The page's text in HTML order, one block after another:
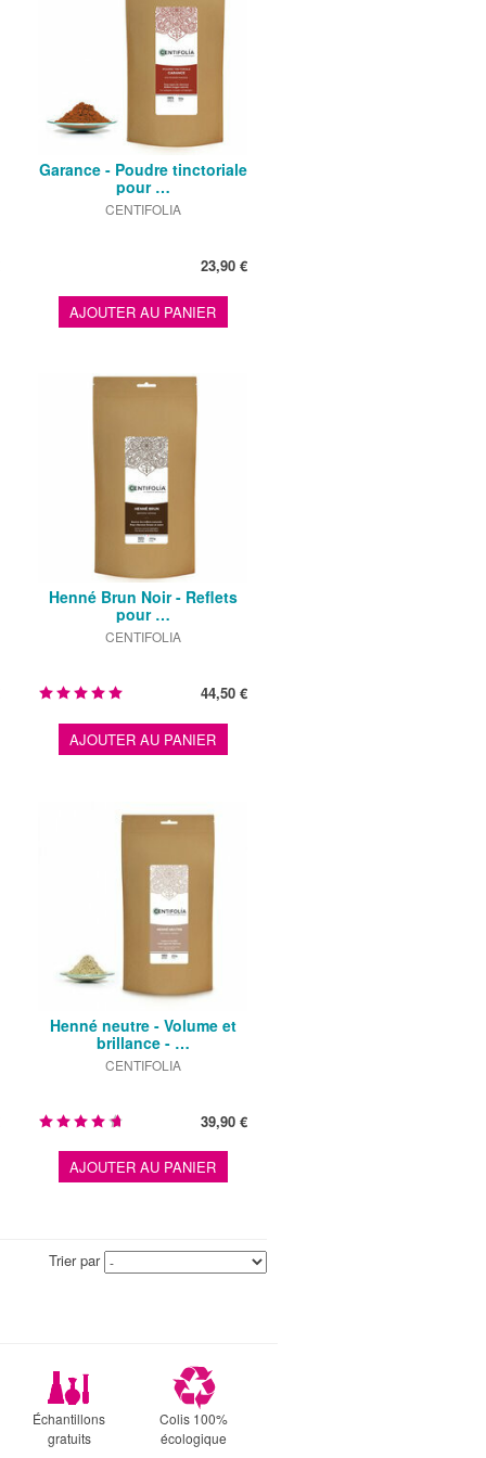
Garance - Poudre tinctoriale
pour …
CENTIFOLIA
23,90 €
AJOUTER AU PANIER
Henné Brun Noir - Reflets
pour …
CENTIFOLIA
44,50 €
AJOUTER AU PANIER
Henné neutre - Volume et
brillance - …
CENTIFOLIA
39,90 €
AJOUTER AU PANIER
Trier par
Échantillons
gratuits
Colis 100%
écologique